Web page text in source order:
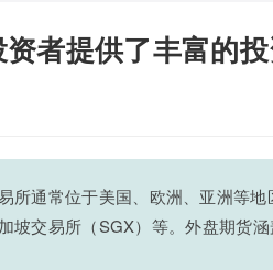
者提供了丰富的
所通常位于美国、欧洲、亚洲等
坡交易所（SGX）等。外盘期货